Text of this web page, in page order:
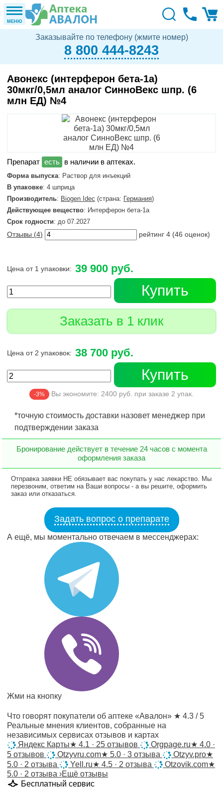
МЕНЮ
Заказывайте по телефону (жмите номер)
8 800 444-8243
Авонекс (интерферон бета-1а)
30мкг/0,5мл аналог СинноВекс шпр. (6
млн ЕД) №4
в наличии в аптеках.
Форма выпуска: Раствор для инъекций
В упаковке: 4 шприца
Производитель: Biogen Idec (страна: Германия)
Действующее вещество: Интерферон бета-1а
Срок годности: до 07.2027
Отзывы (4) рейтинг 4 (46 оценок)
Цена от 1 упаковки: 39 900 руб.
Купить
Заказать в 1 клик
Цена от 2 упаковок: 38 700 руб.
Купить
-3% Вы экономите: 2400 руб. при заказе 2 упак.
*точную стоимость доставки назовет менеджер при
подтверждении заказа
Бронирование действует в течение 24 часов с момента
оформления заказа
Отправка заявки НЕ обязывает вас покупать у нас лекарство. Мы
перезвоним, ответим на Ваши вопросы - а вы решите, оформить
заказ или отказаться.
Задать вопрос о препарате
А ещё, мы моментально отвечаем в мессенджерах:
Жми на кнопку
Что говорят покупатели об аптеке «Авалон» ★ 4.3 / 5
Реальные мнения клиентов, собранные на
независимых сервисах отзывов и картах
Яндекс Карты★ 4.1 · 25 отзывов Orgpage.ru★ 4.0 ·
5 отзывов
Otzyvru.com★ 5.0 · 3 отзыва Otzyv.pro★
5.0 · 2 отзыва
Yell.ru★ 4.5 · 2 отзыва Otzovik.com★
5.0 · 2 отзыва ›Ещё отзывы
Бесплатный сервис